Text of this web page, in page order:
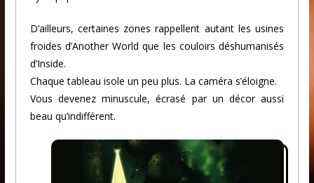
D’ailleurs, certaines zones rappellent autant les usines
froides d’Another World que les couloirs déshumanisés
d’Inside.
Chaque tableau isole un peu plus. La caméra s’éloigne.
Vous devenez minuscule, écrasé par un décor aussi
beau qu’indifférent.